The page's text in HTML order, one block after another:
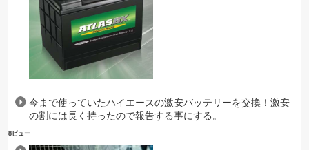
今まで使っていたハイエースの激安バッテリーを交換！激安
の割には長く持ったので報告する事にする。
8ビュー